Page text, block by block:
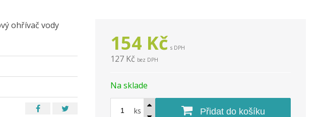
154 Kč s DPH
127 Kč bez DPH
Na sklade
ks Přidat do košíku
ohřívač vody